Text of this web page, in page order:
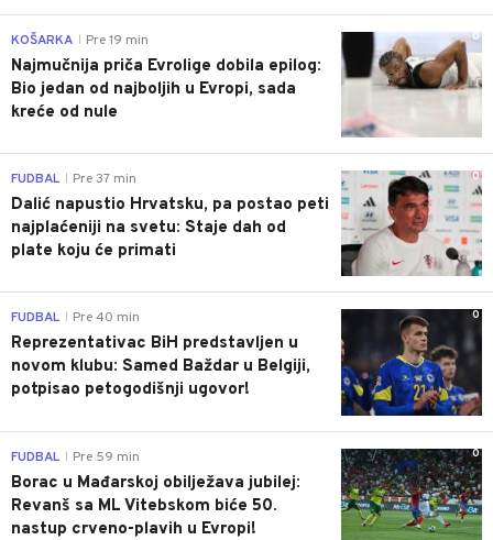
0
KOŠARKA Pre 19 min
Najmučnija priča Evrolige dobila epilog:
Bio jedan od najboljih u Evropi, sada
kreće od nule
0
FUDBAL Pre 37 min
Dalić napustio Hrvatsku, pa postao peti
najplaćeniji na svetu: Staje dah od
plate koju će primati
0
FUDBAL Pre 40 min
Reprezentativac BiH predstavljen u
novom klubu: Samed Baždar u Belgiji,
potpisao petogodišnji ugovor!
0
FUDBAL Pre 59 min
Borac u Mađarskoj obilježava jubilej:
Revanš sa ML Vitebskom biće 50.
nastup crveno-plavih u Evropi!